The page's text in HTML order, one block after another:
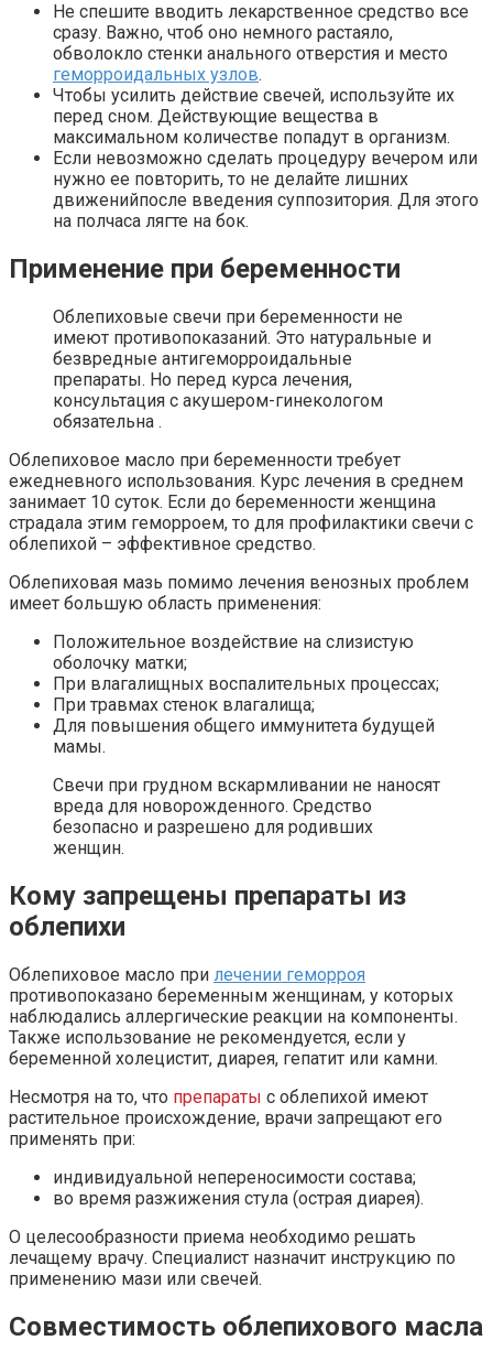
Не спешите вводить лекарственное средство все
сразу. Важно, чтоб оно немного растаяло,
обволокло стенки анального отверстия и место
геморроидальных узлов.
Чтобы усилить действие свечей, используйте их
перед сном. Действующие вещества в
максимальном количестве попадут в организм.
Если невозможно сделать процедуру вечером или
нужно ее повторить, то не делайте лишних
движенийпосле введения суппозитория. Для этого
на полчаса лягте на бок.
Применение при беременности
Облепиховые свечи при беременности не
имеют противопоказаний. Это натуральные и
безвредные антигеморроидальные
препараты. Но перед курса лечения,
консультация с акушером-гинекологом
обязательна .
Облепиховое масло при беременности требует
ежедневного использования. Курс лечения в среднем
занимает 10 суток. Если до беременности женщина
страдала этим геморроем, то для профилактики свечи с
облепихой – эффективное средство.
Облепиховая мазь помимо лечения венозных проблем
имеет большую область применения:
Положительное воздействие на слизистую
оболочку матки;
При влагалищных воспалительных процессах;
При травмах стенок влагалища;
Для повышения общего иммунитета будущей
мамы.
Свечи при грудном вскармливании не наносят
вреда для новорожденного. Средство
безопасно и разрешено для родивших
женщин.
Кому запрещены препараты из
облепихи
Облепиховое масло при лечении геморроя
противопоказано беременным женщинам, у которых
наблюдались аллергические реакции на компоненты.
Также использование не рекомендуется, если у
беременной холецистит, диарея, гепатит или камни.
Несмотря на то, что препараты с облепихой имеют
растительное происхождение, врачи запрещают его
применять при:
индивидуальной непереносимости состава;
во время разжижения стула (острая диарея).
О целесообразности приема необходимо решать
лечащему врачу. Специалист назначит инструкцию по
применению мази или свечей.
Совместимость облепихового масла